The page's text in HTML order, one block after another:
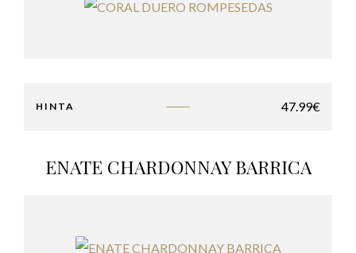
HINTA 47.99€
ENATE CHARDONNAY BARRICA